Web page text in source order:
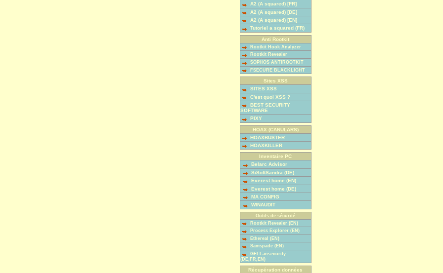
A2 (A squared) [FR]
A2 (A squared) [DE]
A2 (A squared) [EN]
Tutoriel a squared (FR)
Anti Rootkit
Rootkit Hook Analyzer
Rootkit Revealer
SOPHOS ANTIROOTKIT
FSECURE BLACKLIGHT
Sites XSS
SITES XSS
C'est quoi XSS ?
BEST SECURITY
SOFTWARE
PIXY
HOAX (CANULARS)
HOAXBUSTER
HOAXKILLER
Inventaire PC
Belarc Advisor
SiSoftSandra (DE)
Everest home (EN)
Everest home (DE)
MA CONFIG
WINAUDIT
Outils de sécurité
Rootkit Revealer (EN)
Process Explorer (EN)
Ethereal (EN)
Samspade (EN)
GFI Lansecurity
(DE,FR,EN)
Récupération données